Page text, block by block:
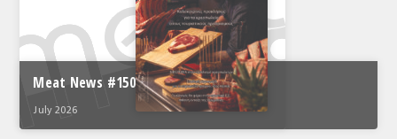
Meat News #150
July 2026